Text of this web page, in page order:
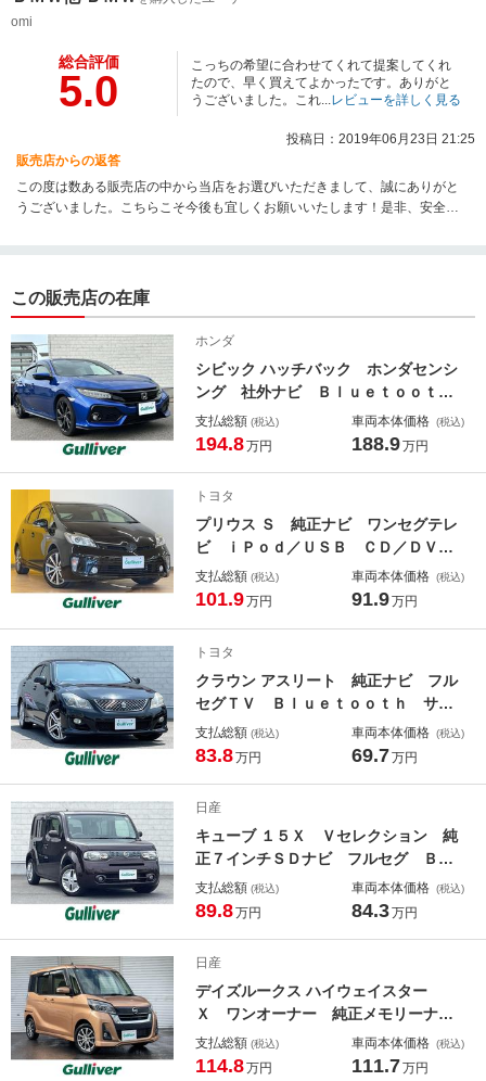
omi
総合評価
5.0
こっちの希望に合わせてくれて提案してくれ
たので、早く買えてよかったです。ありがと
うございました。これ...レビューを詳しく見る
投稿日：2019年06月23日 21:25
販売店からの返答
この度は数ある販売店の中から当店をお選びいただきまして、誠にありがと
うございました。こちらこそ今後も宜しくお願いいたします！是非、安全運
この販売店の在庫
ホンダ
シビック ハッチバック ホンダセンシ
ング 社外ナビ Ｂｌｕｅｔｏｏｔ
ｈ フルセグＴＶ バックカメラ Ｔ
Ｖキャンセラー ＥＴＣ ドラレコ
席シートヒーター ＬＥＤヘッドライ
ト
支払総額 (税込)
194.8万円
車両本体価格 (税込)
188.9万円
トヨタ
プリウス Ｓ 純正ナビ ワンセグテレ
ビ ｉＰｏｄ／ＵＳＢ ＣＤ／ＤＶ
Ｄ ＦＭ／ＡＭ バックカメラ ＥＴ
Ｃ ステアリングスイッチ オートエ
ー
支払総額 (税込)
101.9万円
車両本体価格 (税込)
91.9万円
トヨタ
クラウン アスリート 純正ナビ フル
セグＴＶ Ｂｌｕｅｔｏｏｔｈ サン
ルーフ クルーズコントロール ＥＴ
Ｃ ドライブレコーダー ステアリン
オートエアコン
支払総額 (税込)
83.8万円
車両本体価格 (税込)
69.7万円
日産
キューブ １５Ｘ Ｖセレクション 純
正７インチＳＤナビ フルセグ Ｂ
Ｔ ＤＶＤ バックカメラ ドライブ
レコーダー スマートキー プッシュ
アマット 純正ドアバイザー
支払総額 (税込)
89.8万円
車両本体価格 (税込)
84.3万円
日産
デイズルークス ハイウェイスター
Ｘ ワンオーナー 純正メモリーナ
ビ 片側パワースライドドア エマー
ジェンシーブレーキ アラウンドビュ
支払総額 (税込)
114.8万円
車両本体価格 (税込)
111.7万円